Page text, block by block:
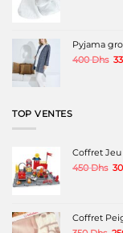
Pyjama
400Dhs Le
TOP VENTES
Coffret Jeu
450Dhs Le
Coffret